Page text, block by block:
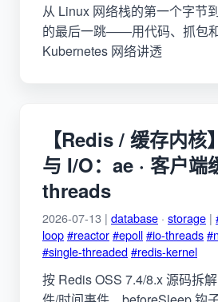
从 Linux 网络栈的第一个字节
的最后一跳——用代码、抓包
Kubernetes 网络讲透
【Redis / 缓存内核
与 I/O：ae · 客户端
threads
2026-07-13 | database · storage |
loop#reactor#epoll#io-threads
#single-threaded#redis-kernel
按 Redis OSS 7.4/8.x 源码拆